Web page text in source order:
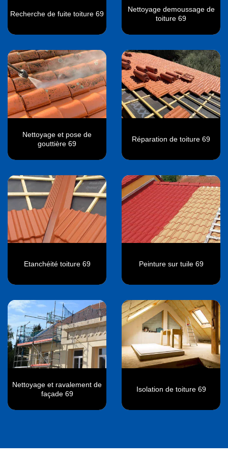
Recherche de fuite toiture 69
Nettoyage demoussage de
toiture 69
Nettoyage et pose de
gouttière 69
Réparation de toiture 69
Etanchéité toiture 69 Peinture sur tuile 69
Nettoyage et ravalement de
façade 69
Isolation de toiture 69